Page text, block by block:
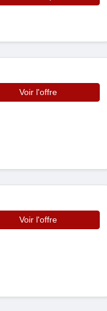
Voir l'offre
Voir l'offre